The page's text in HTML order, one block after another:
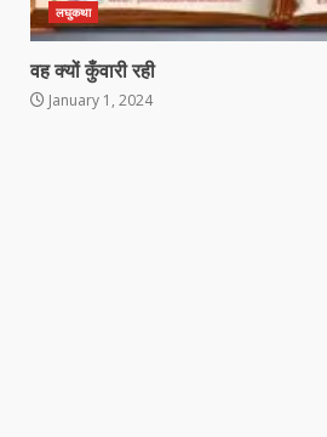
लघुकथा
वह क्यों कुँवारी रही
January 1, 2024